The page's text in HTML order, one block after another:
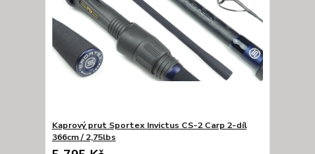
Kaprový prut Sportex Invictus CS-2 Carp 2-díl
366cm / 2,75lbs